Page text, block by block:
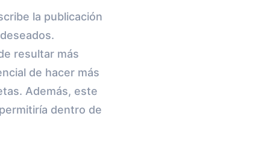
la publicación
resultar más
de hacer más
Además, este
dentro de